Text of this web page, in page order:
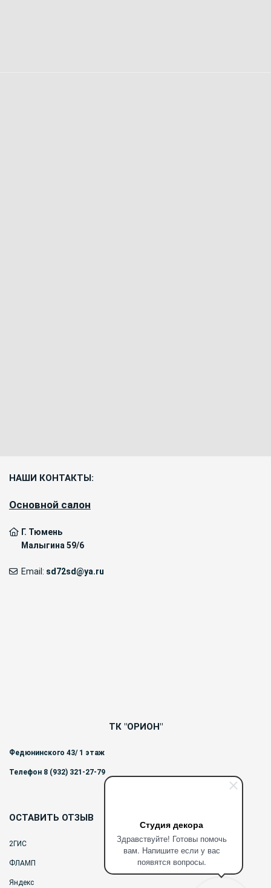
Студия декора
Здравствуйте! Готовы помочь
вам. Напишите если у вас
появятся вопросы.
НАШИ КОНТАКТЫ:
Основной салон
Г. Тюмень
Малыгина 59/6
Email: sd72sd@ya.ru
ТК "ОРИОН"
Федюнинского 43/ 1 этаж
Телефон 8 (932) 321-27-79
ОСТАВИТЬ ОТЗЫВ
2ГИС
ФЛАМП
Яндекс